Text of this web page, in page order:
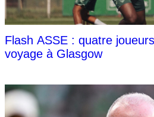
Flash ASSE : quatre
voyage à Glasgow